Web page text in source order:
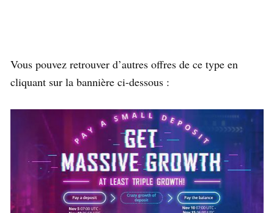
Vous pouvez retrouver d’autres offres de ce type en
cliquant sur la bannière ci-dessous :